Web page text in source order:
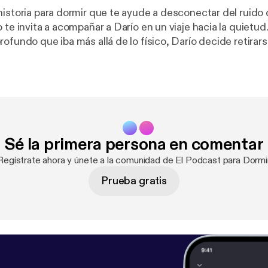
para dormir que te ayude a desconectar del ruido
invita a acompañar a Darío en un viaje hacia la
que iba más allá de lo físico, Darío decide
sino una presencia reconfortante. A través de caminatas
cuento calmado es ideal, pues nos recuerda que la mente
dejamos de perseguir respuestas y simplemente
Sé la primera persona en comentar
ahora y únete a la comunidad de El Podcast para
Prueba gratis